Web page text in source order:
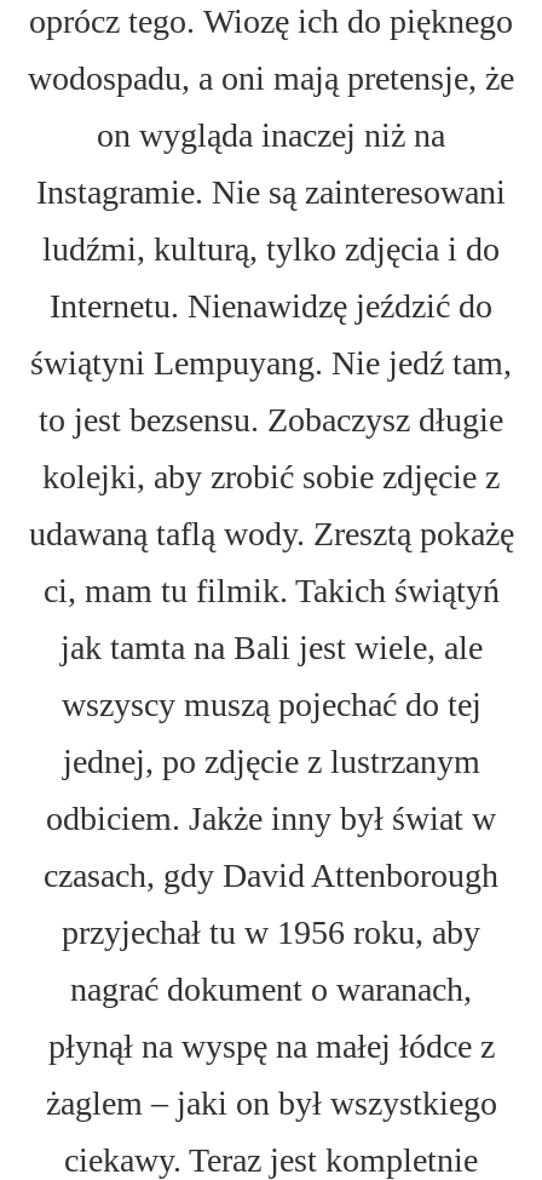
oprócz tego. Wiozę ich do pięknego
wodospadu, a oni mają pretensje, że
on wygląda inaczej niż na
Instagramie. Nie są zainteresowani
ludźmi, kulturą, tylko zdjęcia i do
Internetu. Nienawidzę jeździć do
świątyni Lempuyang. Nie jedź tam,
to jest bezsensu. Zobaczysz długie
kolejki, aby zrobić sobie zdjęcie z
udawaną taflą wody. Zresztą pokażę
ci, mam tu filmik. Takich świątyń
jak tamta na Bali jest wiele, ale
wszyscy muszą pojechać do tej
jednej, po zdjęcie z lustrzanym
odbiciem. Jakże inny był świat w
czasach, gdy David Attenborough
przyjechał tu w 1956 roku, aby
nagrać dokument o waranach,
płynął na wyspę na małej łódce z
żaglem – jaki on był wszystkiego
ciekawy. Teraz jest kompletnie